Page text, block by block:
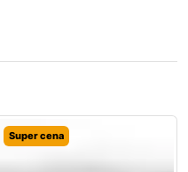
Super cena